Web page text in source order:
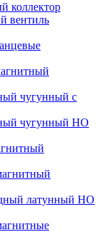
коллектор
вентиль
чугунный с
чугунный НО
латунный НО